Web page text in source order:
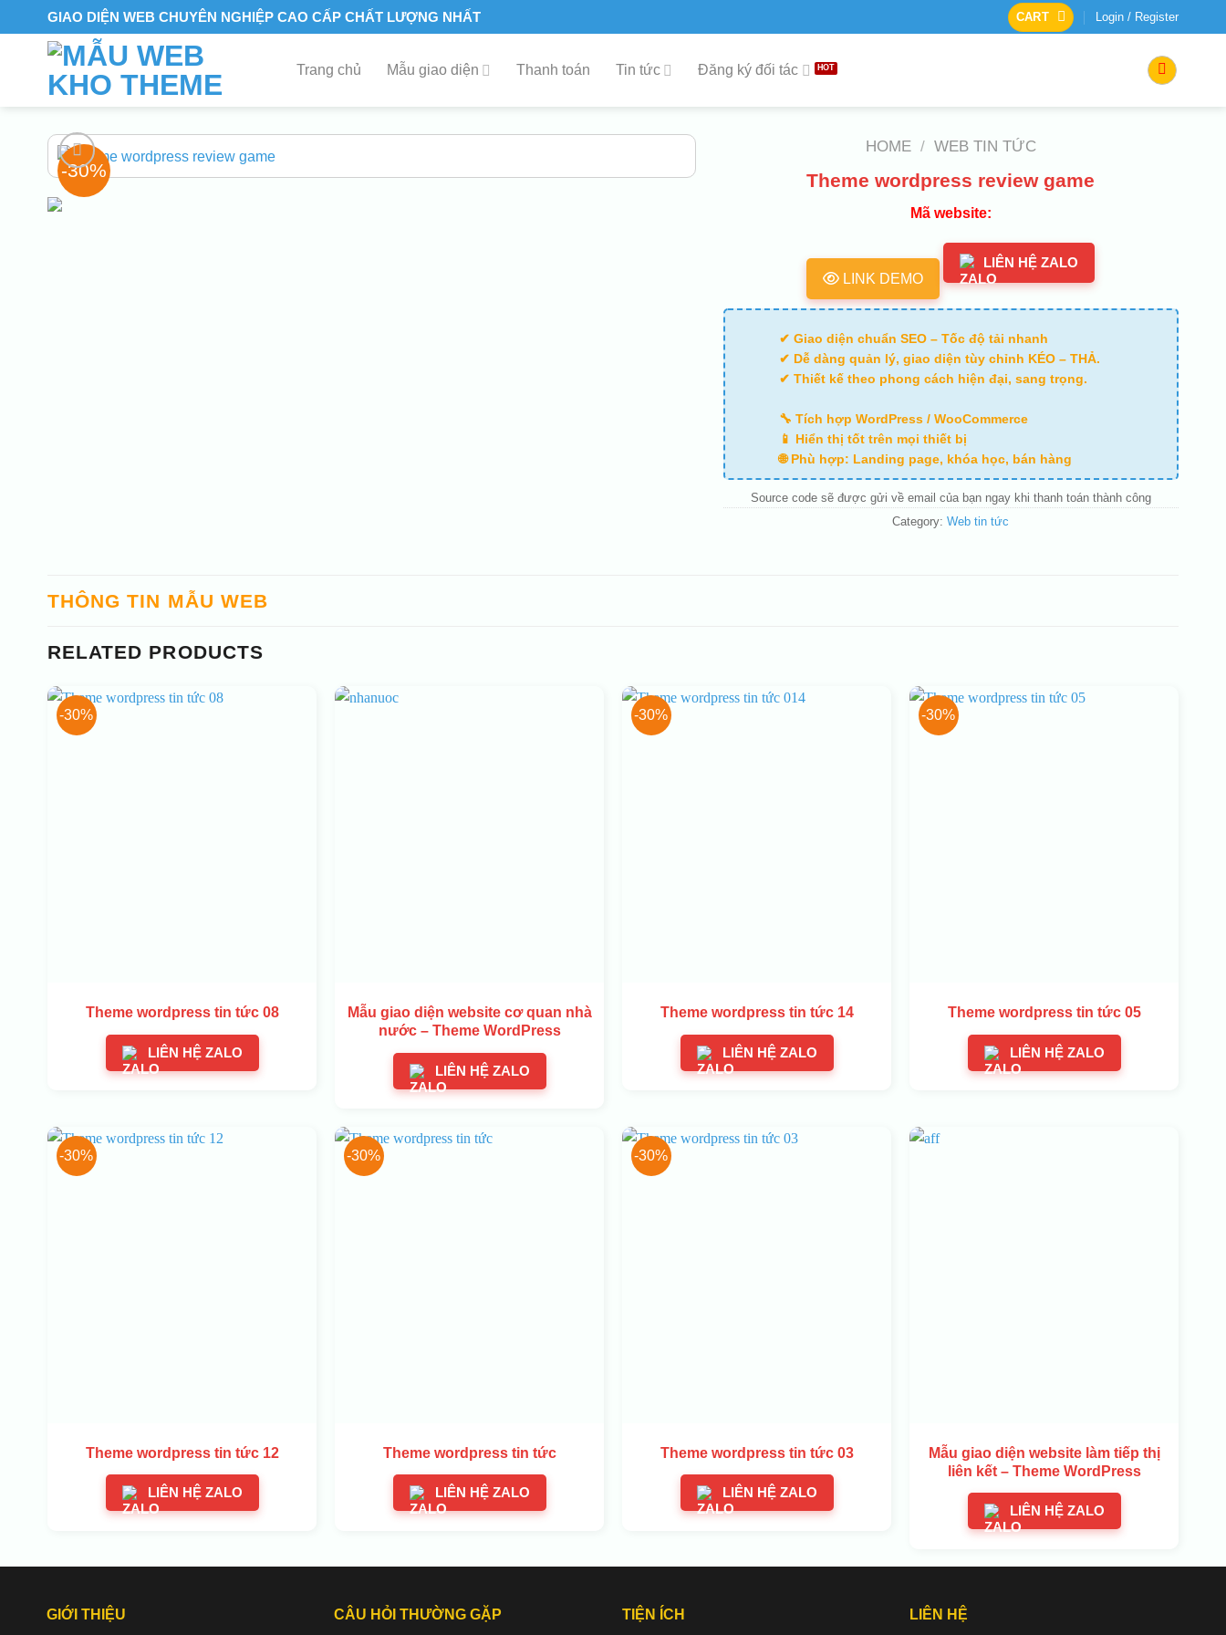
to
GIAO DIỆN WEB CHUYÊN NGHIỆP CAO CẤP CHẤT LƯỢNG NHẤT CART Login / Register
Trang chủ Mẫu giao diện Thanh toán Tin tức Đăng ký đối tác
-30%
HOME / WEB TIN TỨC
Theme wordpress review game
Mã website:
LINK DEMO
LIÊN HỆ ZALO
✔ Giao diện chuẩn SEO – Tốc độ tải nhanh
✔ Dễ dàng quản lý, giao diện tùy chỉnh KÉO – THẢ.
✔ Thiết kế theo phong cách hiện đại, sang trọng.
🔧 Tích hợp WordPress / WooCommerce
📱 Hiển thị tốt trên mọi thiết bị
🌐 Phù hợp: Landing page, khóa học, bán hàng
Source code sẽ được gửi về email của bạn ngay khi thanh toán thành công
Category:Web tin tức
THÔNG TIN MẪU WEB
RELATED PRODUCTS
-30%
Theme wordpress tin tức 08
LIÊN HỆ ZALO
Mẫu giao diện website cơ quan nhà
nước – Theme WordPress
LIÊN HỆ ZALO
-30%
Theme wordpress tin tức 14
LIÊN HỆ ZALO
-30%
Theme wordpress tin tức 05
LIÊN HỆ ZALO
-30%
Theme wordpress tin tức 12
LIÊN HỆ ZALO
-30%
Theme wordpress tin tức
LIÊN HỆ ZALO
-30%
Theme wordpress tin tức 03
LIÊN HỆ ZALO
Mẫu giao diện website làm tiếp thị
liên kết – Theme WordPress
LIÊN HỆ ZALO
GIỚI THIỆU CÂU HỎI THƯỜNG GẶP TIỆN ÍCH LIÊN HỆ